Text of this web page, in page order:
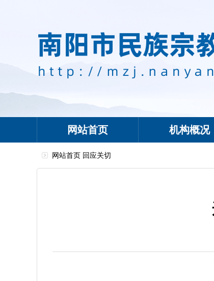
网站首页 机构概况
网站首页 回应关切